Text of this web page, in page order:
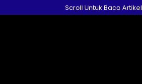
ke
Scroll Untuk Baca Artikel